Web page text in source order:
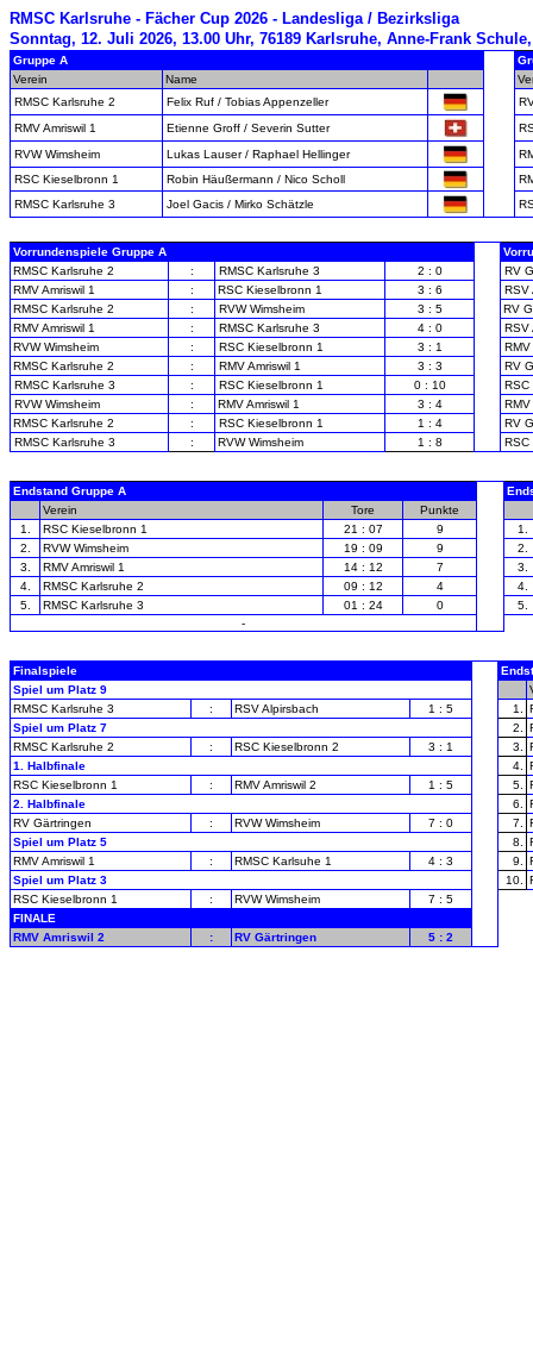
RMSC Karlsruhe - Fächer Cup 2026 - Landesliga / Bezirksliga
Sonntag, 12. Juli 2026, 13.00 Uhr, 76189 Karlsruhe, Anne-Frank
Gruppe A
Verein
Name
RMSC Karlsruhe 2
Felix Ruf / Tobias Appenzeller
RMV Amriswil 1
Etienne Groff / Severin Sutter
RVW Wimsheim
Lukas Lauser / Raphael Hellinger
RSC Kieselbronn 1
Robin Häußermann / Nico Scholl
RMSC Karlsruhe 3
Joel Gacis / Mirko Schätzle
Vorrundenspiele Gruppe A
RMSC Karlsruhe 2
: RMSC Karlsruhe 3 2 : 0
RV
RMV Amriswil 1
: RSC Kieselbronn 1 3 : 6
RSV
RMSC Karlsruhe 2
: RVW Wimsheim 3 : 5
RV
RMV Amriswil 1
: RMSC Karlsruhe 3 4 : 0
RSV
RVW Wimsheim
: RSC Kieselbronn 1 3 : 1
RMV
RMSC Karlsruhe 2
: RMV Amriswil 1 3 : 3
RV
RMSC Karlsruhe 3
: RSC Kieselbronn 1 0 : 10
RSC
RVW Wimsheim
: RMV Amriswil 1 3 : 4
RMV
RMSC Karlsruhe 2
: RSC Kieselbronn 1 1 : 4
RV
RMSC Karlsruhe 3
: RVW Wimsheim 1 : 8 RSC
Endstand Gruppe A
Verein Tore Punkte
1.
RSC Kieselbronn 1 21 : 07 9
1.
2.
RVW Wimsheim 19 : 09 9
2.
3.
RMV Amriswil 1 14 : 12 7
3.
4.
RMSC Karlsruhe 2 09 : 12 4
4.
5.
RMSC Karlsruhe 3 01 : 24 0
5.
-
Finalspiele
Spiel um Platz 9
RMSC Karlsruhe 3
: RSV Alpirsbach 1 : 5 1.
Spiel um Platz 7
2.
RMSC Karlsruhe 2
: RSC Kieselbronn 2 3 : 1 3.
1. Halbfinale
4.
RSC Kieselbronn 1
: RMV Amriswil 2 1 : 5 5.
2. Halbfinale
6.
RV Gärtringen
: RVW Wimsheim 7 : 0 7.
Spiel um Platz 5
8.
RMV Amriswil 1
: RMSC Karlsuhe 1 4 : 3 9.
Spiel um Platz 3
10.
RSC Kieselbronn 1
: RVW Wimsheim
7 : 5
FINALE
RMV Amriswil 2
: RV Gärtringen 5 : 2